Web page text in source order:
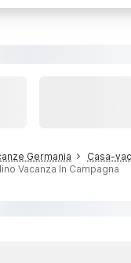
Germania
Casa-
Vacanza In Campagna